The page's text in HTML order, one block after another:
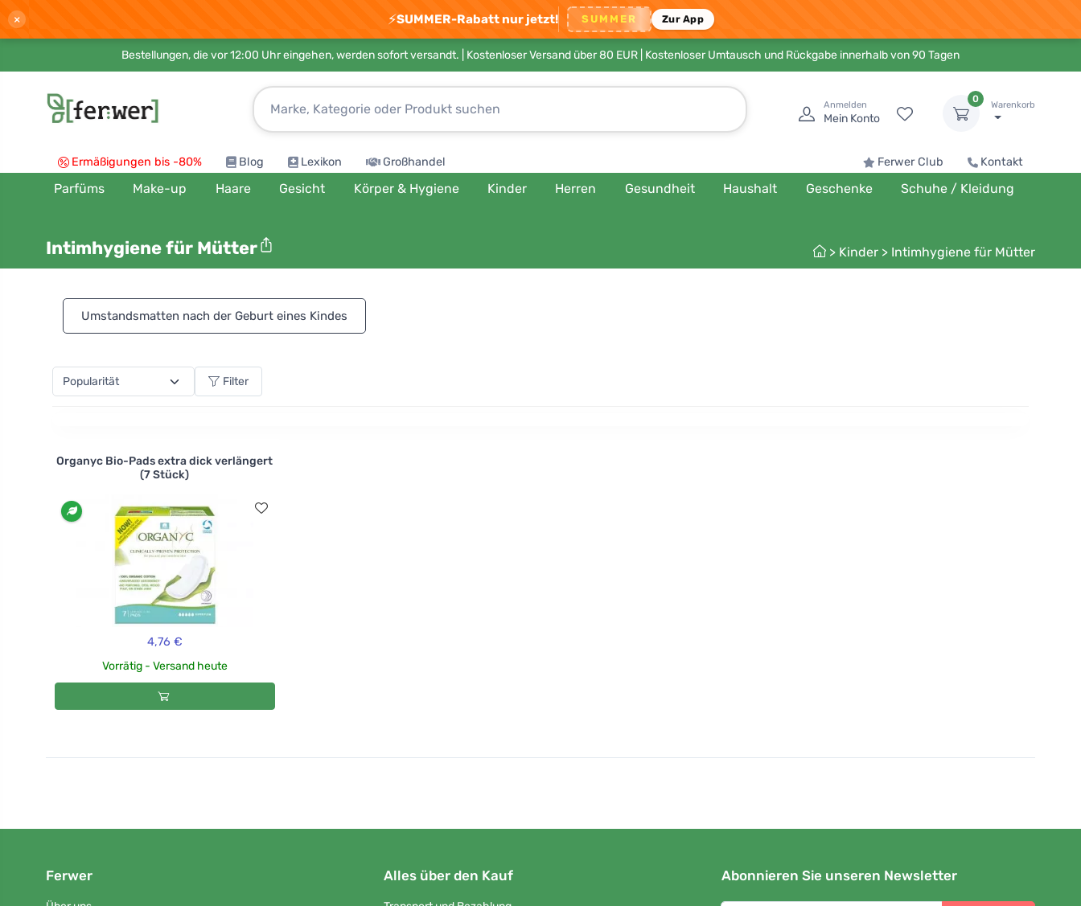
× ⚡SUMMER-Rabatt nur jetzt! SUMMER Zur App
Bestellungen, die vor 12:00 Uhr eingehen, werden sofort versandt. | Kostenloser Versand über 80 EUR | Kostenloser Umtausch und Rückgabe innerhalb von 90 Tagen
Anmelden
Mein Konto
0
Warenkorb
Ermäßigungen bis -80% Blog Lexikon Großhandel Ferwer Club Kontakt
Parfüms Make-up Haare Gesicht Körper & Hygiene Kinder Herren Gesundheit Haushalt Geschenke Schuhe / Kleidung
> Kinder > Intimhygiene für Mütter
Intimhygiene für Mütter
Umstandsmatten nach der Geburt eines Kindes
Filter
Organyc Bio-Pads extra dick verlängert
(7 Stück)
4,76 €
Vorrätig - Versand heute
Ferwer Alles über den Kauf Abonnieren Sie unseren Newsletter